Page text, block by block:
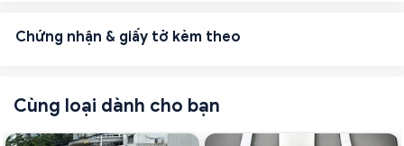
Chứng nhận & giấy tờ kèm theo
Cùng loại dành cho bạn